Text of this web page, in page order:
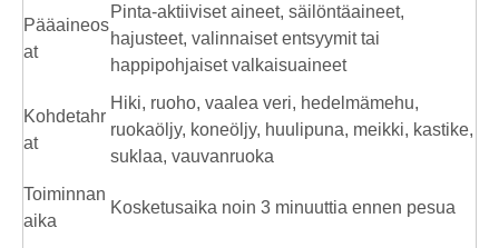
Pääaineos
at
Pinta-aktiiviset aineet, säilöntäaineet,
hajusteet, valinnaiset entsyymit tai
happipohjaiset valkaisuaineet
Kohdetahr
at
Hiki, ruoho, vaalea veri, hedelmämehu,
ruokaöljy, koneöljy, huulipuna, meikki, kastike,
suklaa, vauvanruoka
Toiminnan
aika
Kosketusaika noin 3 minuuttia ennen pesua